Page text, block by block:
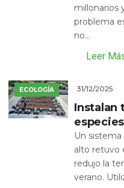
millonarios
problema
no...
Leer
ECOLOGÍA 31/12/2025
Instalan
Un
alto retuvo
redujo la
verano.